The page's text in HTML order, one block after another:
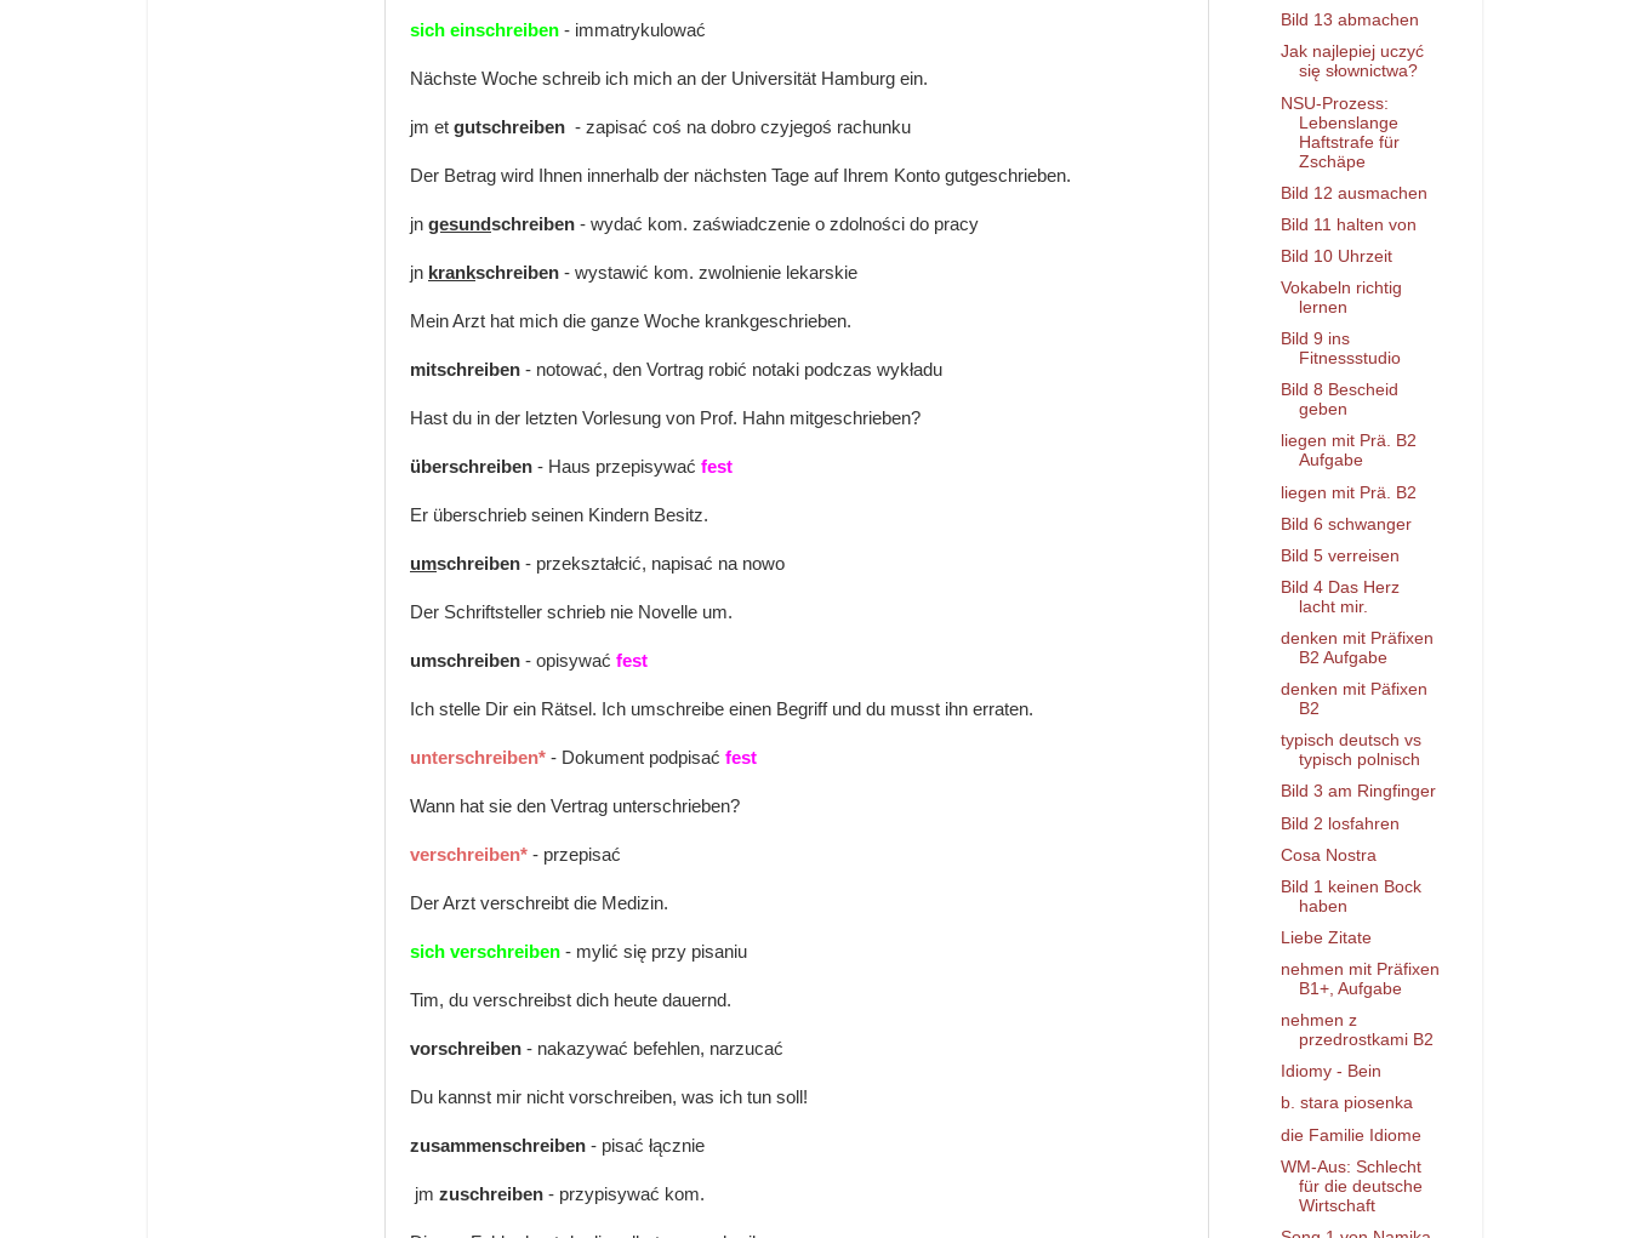
sich einschreiben - immatrykulować
Nächste Woche schreib ich mich an der Universität Hamburg ein.
jm et gutschreiben - zapisać coś na dobro czyjegoś rachunku
Der Betrag wird Ihnen innerhalb der nächsten Tage auf Ihrem Konto gutgeschrieben.
jn gesundschreiben - wydać kom. zaświadczenie o zdolności do pracy
jn krankschreiben - wystawić kom. zwolnienie lekarskie
Mein Arzt hat mich die ganze Woche krankgeschrieben.
mitschreiben - notować, den Vortrag robić notaki podczas wykładu
Hast du in der letzten Vorlesung von Prof. Hahn mitgeschrieben?
überschreiben - Haus przepisywać fest
Er überschrieb seinen Kindern Besitz.
umschreiben - przekształcić, napisać na nowo
Der Schriftsteller schrieb nie Novelle um.
umschreiben - opisywać fest
Ich stelle Dir ein Rätsel. Ich umschreibe einen Begriff und du musst ihn erraten.
unterschreiben* - Dokument podpisać fest
Wann hat sie den Vertrag unterschrieben?
verschreiben* - przepisać
Der Arzt verschreibt die Medizin.
sich verschreiben - mylić się przy pisaniu
Tim, du verschreibst dich heute dauernd.
vorschreiben - nakazywać befehlen, narzucać
Du kannst mir nicht vorschreiben, was ich tun soll!
zusammenschreiben - pisać łącznie
jm zuschreiben - przypisywać kom.
Bild 13 abmachen
Jak najlepiej uczyć
się słownictwa?
NSU-Prozess:
Lebenslange
Haftstrafe für
Zschäpe
Bild 12 ausmachen
Bild 11 halten von
Bild 10 Uhrzeit
Vokabeln richtig
lernen
Bild 9 ins
Fitnessstudio
Bild 8 Bescheid
geben
liegen mit Prä. B2
Aufgabe
liegen mit Prä. B2
Bild 6 schwanger
Bild 5 verreisen
Bild 4 Das Herz
lacht mir.
denken mit Präfixen
B2 Aufgabe
denken mit Päfixen
B2
typisch deutsch vs
typisch polnisch
Bild 3 am Ringfinger
Bild 2 losfahren
Cosa Nostra
Bild 1 keinen Bock
haben
Liebe Zitate
nehmen mit Präfixen
B1+, Aufgabe
nehmen z
przedrostkami B2
Idiomy - Bein
b. stara piosenka
die Familie Idiome
WM-Aus: Schlecht
für die deutsche
Wirtschaft